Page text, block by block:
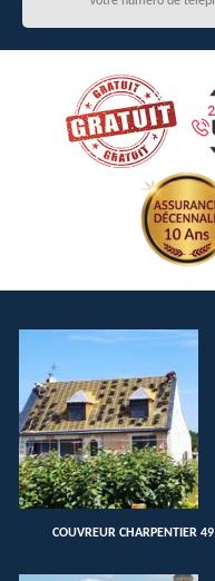
COUVREUR CHARPENTIER 49